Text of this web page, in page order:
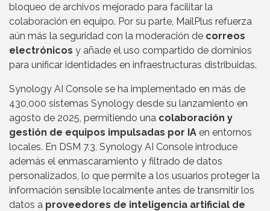
bloqueo de archivos mejorado para facilitar la
colaboración en equipo. Por su parte, MailPlus refuerza
aún más la seguridad con la moderación de correos
electrónicos y añade el uso compartido de dominios
para unificar identidades en infraestructuras distribuidas.
Synology AI Console se ha implementado en más de
430,000 sistemas Synology desde su lanzamiento en
agosto de 2025, permitiendo una colaboración y
gestión de equipos impulsadas por IA en entornos
locales. En DSM 7.3, Synology AI Console introduce
además el enmascaramiento y filtrado de datos
personalizados, lo que permite a los usuarios proteger la
información sensible localmente antes de transmitir los
datos a proveedores de inteligencia artificial de